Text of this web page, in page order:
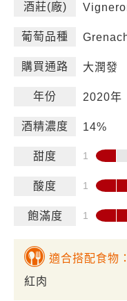
酒莊(廠)
葡萄品種
購買通路 大潤發
年份 2020年
酒精濃度 14%
甜度
酸度
飽滿度
適合搭配食物：
紅肉